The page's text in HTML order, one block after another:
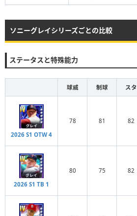
ソニーグレイシリーズごとの比較
ステータスと特殊能力
球威 制球 スタ
2026 S1 OTW 4
78 81 82
2026 S1 TB 1
80 75 82